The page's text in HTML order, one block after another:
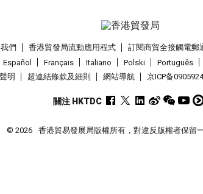
們 香港貿發局流動應用程式 訂閱商貿全接觸電郵
Español Français Italiano Polski Português
明 超連結條款及細則 網站導航 京ICP备
關注 HKTDC
© 2026 香港貿易發展局版權所有，對違反版權者保留